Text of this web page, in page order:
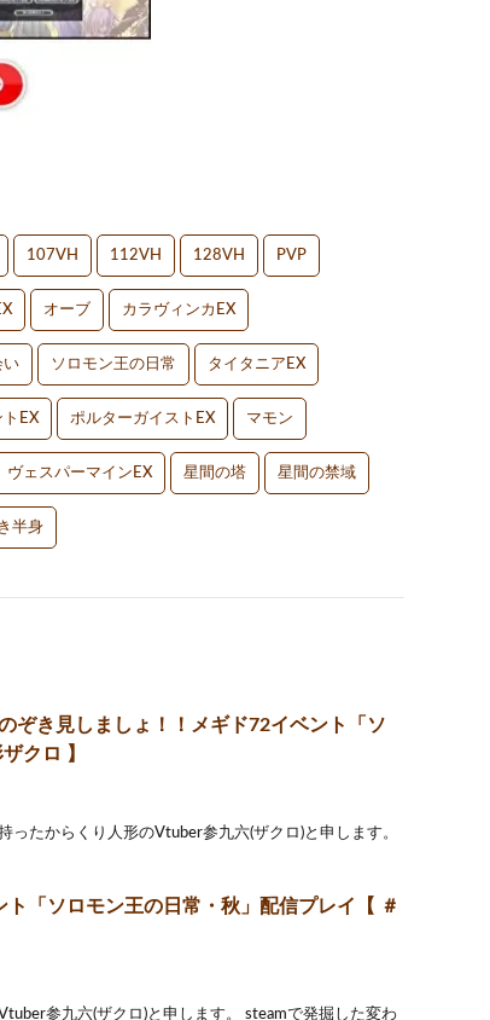
107VH 112VH 128VH PVP
オーブ カラヴィンカEX
い ソロモン王の日常 タイタニアEX
EX ポルターガイストEX マモン
ヴェスパーマインEX 星間の塔 星間の禁域
半身
ぞき見しましょ！！メギド72イベント「ソ
クロ 】
たからくり人形のVtuber参九六(ザクロ)と申します。
「ソロモン王の日常・秋」配信プレイ【 ＃
参九六(ザクロ)と申します。 steamで発掘した変わ